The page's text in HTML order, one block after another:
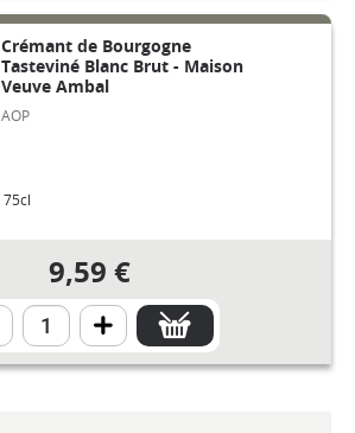
Crémant de Bourgogne
Tasteviné Blanc Brut - Maison
Veuve Ambal
AOP
75cl
9,59 €